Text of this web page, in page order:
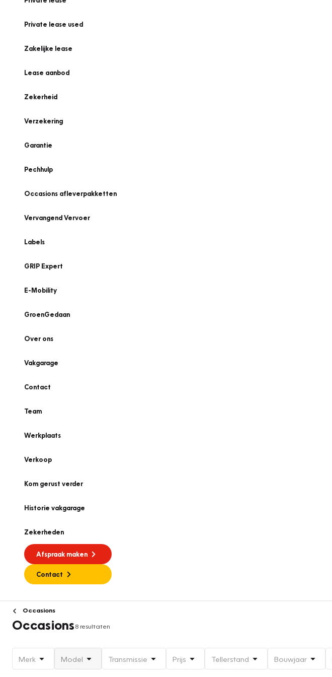
Private lease used
Zakelijke lease
Lease aanbod
Zekerheid
Verzekering
Garantie
Pechhulp
Occasions afleverpakketten
Vervangend Vervoer
Labels
GRIP Expert
E-Mobility
GroenGedaan
Over ons
Vakgarage
Contact
Team
Werkplaats
Verkoop
Kom gerust verder
Historie vakgarage
Zekerheden
Afspraak maken
Contact
Occasions
Occasions8 resultaten
Merk Model Transmissie Prijs Tellerstand Bouwjaar